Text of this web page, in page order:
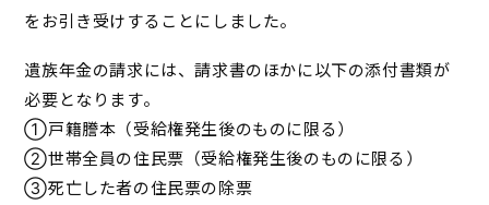
をお引き受けすることにしました。
遺族年金の請求には、請求書のほかに以下の添付書類が
必要となります。
①戸籍謄本（受給権発生後のものに限る）
②世帯全員の住民票（受給権発生後のものに限る）
③死亡した者の住民票の除票